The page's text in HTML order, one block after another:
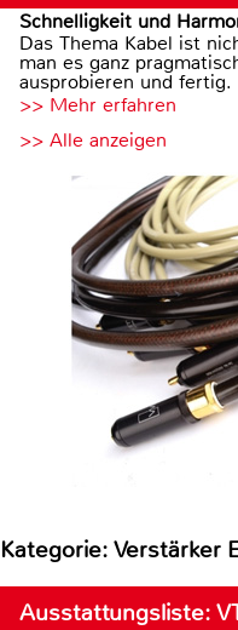
Schnelligkeit und
Das Thema Kabel ist
man es ganz
ausprobieren und fertig.
>> Mehr erfahren
>> Alle anzeigen
Kategorie: Verstärker
Ausstattungsliste: